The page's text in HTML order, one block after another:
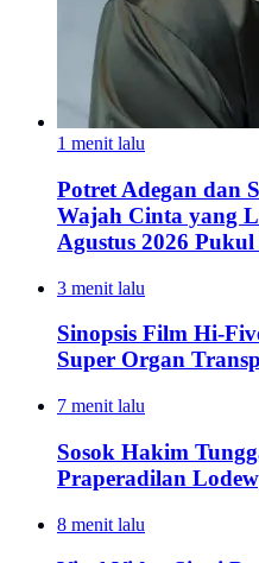
1 menit lalu
Potret Adegan dan
Wajah Cinta yang
Agustus 2026
3 menit lalu
Sinopsis Film Hi-
Super Organ
7 menit lalu
Sosok Hakim
Praperadilan
8 menit lalu